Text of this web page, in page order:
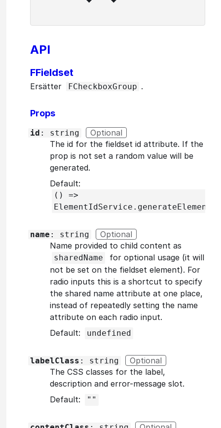
API
FFieldset
Ersätter FCheckboxGroup .
Props
id : string
Optional
The id for the fieldset id attribute. If the
prop is not set a random value will be
generated.
Default:
() =>
name : string
Optional
Name provided to child content as
sharedName
for optional usage (it will
not be set on the fieldset element). For
radio inputs this is a shortcut to specify
the shared name attribute at one place,
instead of repeatedly setting the name
attribute on each radio input.
Default:
undefined
labelClass : string
Optional
The CSS classes for the label,
description and error-message slot.
Default:
""